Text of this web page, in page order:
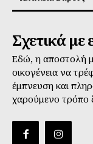
Σχετικά με
Εδώ, η αποστολή
οικογένεια να
έμπνευση και
χαρούμενο τρόπο